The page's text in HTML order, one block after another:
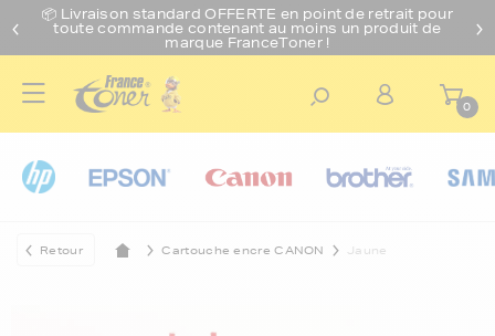
📦 Livraison standard OFFERTE en point de retrait pour
toute commande contenant au moins un produit de
marque FranceToner !
0
Retour Cartouche encre CANON Jaune